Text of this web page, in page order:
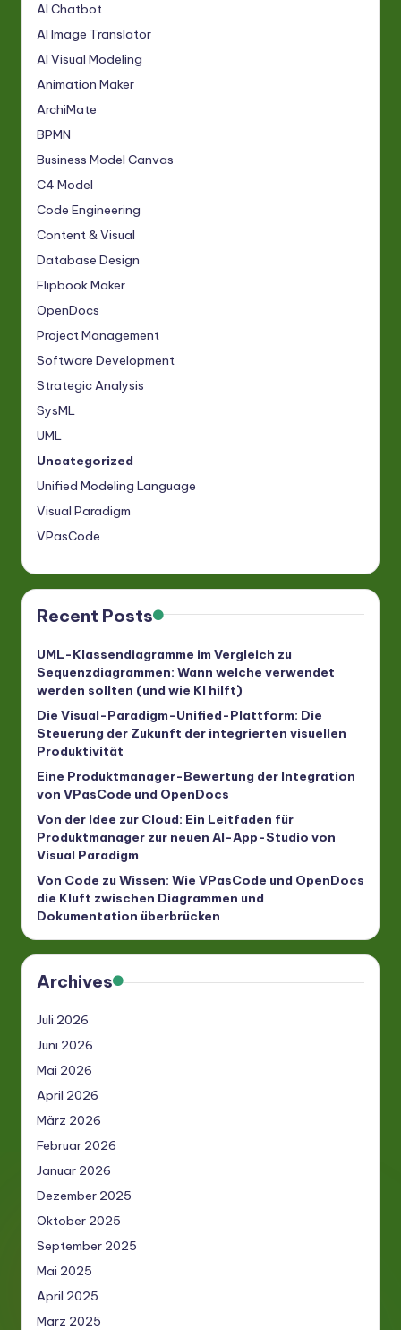
AI Chatbot
AI Image Translator
AI Visual Modeling
Animation Maker
ArchiMate
BPMN
Business Model Canvas
C4 Model
Code Engineering
Content & Visual
Database Design
Flipbook Maker
OpenDocs
Project Management
Software Development
Strategic Analysis
SysML
UML
Uncategorized
Unified Modeling Language
Visual Paradigm
VPasCode
Recent Posts
UML-Klassendiagramme im Vergleich zu
Sequenzdiagrammen: Wann welche verwendet
werden sollten (und wie KI hilft)
Die Visual-Paradigm-Unified-Plattform: Die
Steuerung der Zukunft der integrierten visuellen
Produktivität
Eine Produktmanager-Bewertung der Integration
von VPasCode und OpenDocs
Von der Idee zur Cloud: Ein Leitfaden für
Produktmanager zur neuen AI-App-Studio von
Visual Paradigm
Von Code zu Wissen: Wie VPasCode und OpenDocs
die Kluft zwischen Diagrammen und
Dokumentation überbrücken
Archives
Juli 2026
Juni 2026
Mai 2026
April 2026
März 2026
Februar 2026
Januar 2026
Dezember 2025
Oktober 2025
September 2025
Mai 2025
April 2025
März 2025